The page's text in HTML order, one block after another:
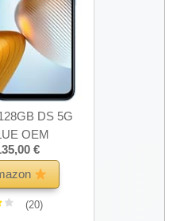
DS 5G
OEM
€
(20)